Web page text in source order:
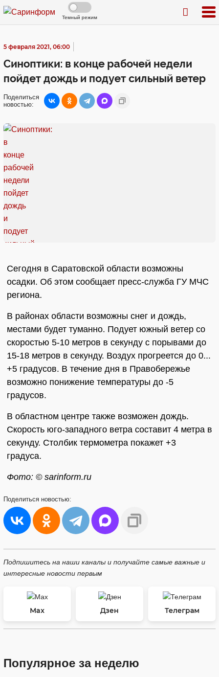
Темный режим
5 февраля 2021, 06:00
Синоптики: в конце рабочей недели
пойдет дождь и подует сильный ветер
Поделиться
новостью:
Сегодня в Саратовской области возможны
осадки. Об этом сообщает пресс-служба ГУ МЧС
региона.
В районах области возможны снег и дождь,
местами будет туманно. Подует южный ветер со
скоростью 5-10 метров в секунду с порывами до
15-18 метров в секунду. Воздух прогреется до 0...
+5 градусов. В течение дня в Правобережье
возможно понижение температуры до -5
градусов.
В областном центре также возможен дождь.
Скорость юго-западного ветра составит 4 метра в
секунду. Столбик термометра покажет +3
градуса.
Фото: © sarinform.ru
Поделиться новостью:
Подпишитесь на наши каналы и получайте самые важные и
интересные новости первым
Max Дзен Телеграм
Популярное за неделю